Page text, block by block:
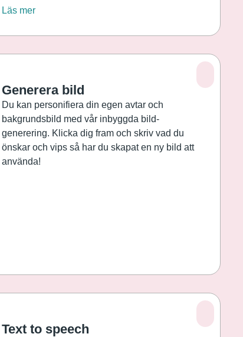
Läs mer
Generera bild
Du kan personifiera din egen avtar och
bakgrundsbild med vår inbyggda bild-
generering. Klicka dig fram och skriv vad du
önskar och vips så har du skapat en ny bild att
använda!
Text to speech